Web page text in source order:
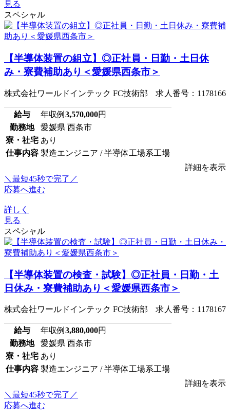
見る
スペシャル
【半導体装置の組立】◎正社員・日勤・土日休
み・寮費補助あり＜愛媛県西条市＞
株式会社ワールドインテック FC技術部 求人番号：1178166
給与 年収例 3,570,000円
勤務地
愛媛県 西条市
寮・社宅 あり
仕事内容 製造エンジニア / 半導体工場系工場
詳細を表示
＼最短45秒で完了／
応募へ進む
詳しく
見る
スペシャル
【半導体装置の検査・試験】◎正社員・日勤・土
日休み・寮費補助あり＜愛媛県西条市＞
株式会社ワールドインテック FC技術部 求人番号：1178167
給与 年収例 3,880,000円
勤務地
愛媛県 西条市
寮・社宅 あり
仕事内容 製造エンジニア / 半導体工場系工場
詳細を表示
＼最短45秒で完了／
応募へ進む